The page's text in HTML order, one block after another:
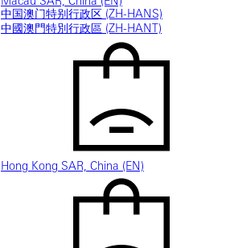
中国澳门特别行政区 (ZH-HANS)
中國澳門特別行政區 (ZH-HANT)
Hong Kong SAR, China (EN)